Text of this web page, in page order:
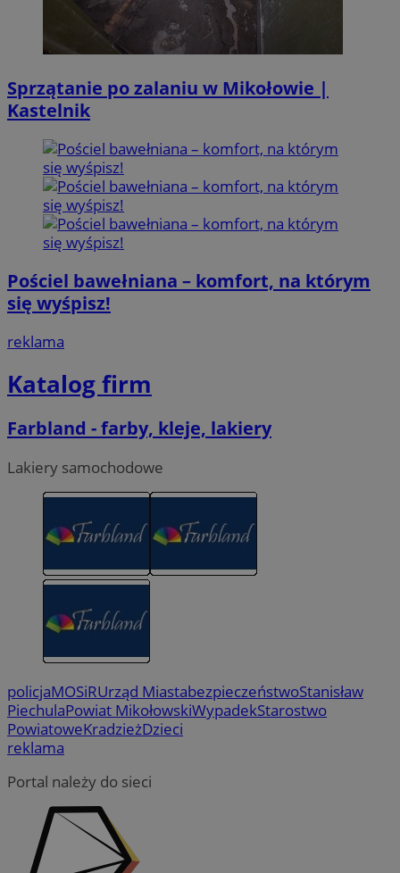
Sprzątanie po zalaniu w Mikołowie |
Kastelnik
Pościel bawełniana – komfort, na którym
się wyśpisz!
reklama
Katalog firm
Farbland - farby, kleje, lakiery
Lakiery samochodowe
policjaMOSiRUrząd MiastabezpieczeństwoStanisław
PiechulaPowiat MikołowskiWypadekStarostwo
PowiatoweKradzieżDzieci
reklama
Portal należy do sieci